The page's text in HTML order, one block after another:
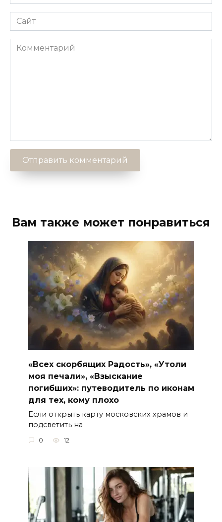
*
Сайт
Комментарий
Вам также может понравиться
«Всех скорбящих Радость», «Утоли
моя печали», «Взыскание
погибших»: путеводитель по иконам
для тех, кому плохо
Если открыть карту московских храмов и
подсветить на
0 12